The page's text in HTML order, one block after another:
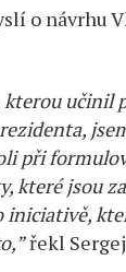
o návrhu
učinil
při
které jsou
iniciativě,
řekl